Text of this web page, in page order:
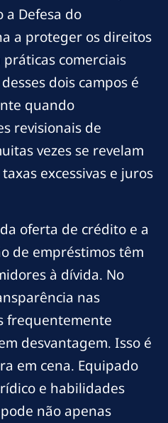
Defesa do
a proteger os direitos
comerciais
dois campos é
quando
revisionais de
vezes se revelam
excessivas e juros
oferta de crédito e a
de empréstimos têm
à dívida. No
nas
frequentemente
desvantagem. Isso é
em cena. Equipado
e habilidades
não apenas